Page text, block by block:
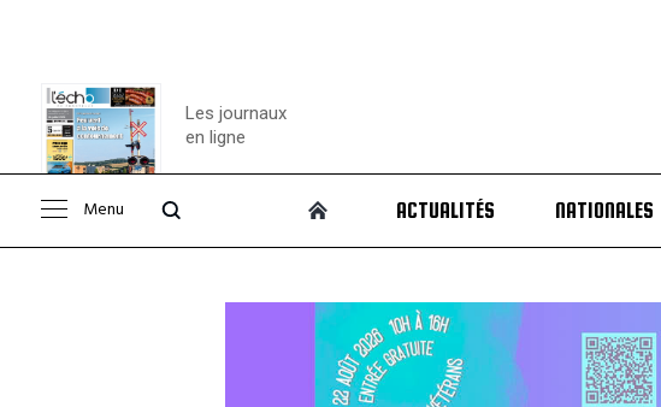
Consulter le
Les journaux
en ligne
Menu ACTUALITÉS NATIONALES